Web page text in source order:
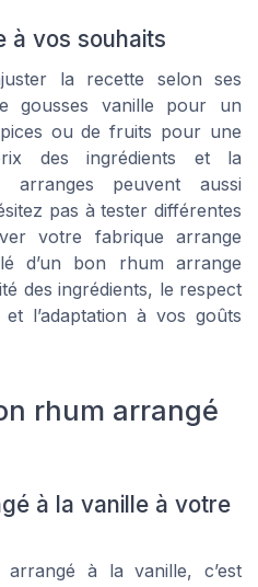
à vos souhaits
la recette selon ses
gousses vanille pour un
ou de fruits pour une
des ingrédients et la
arranges peuvent aussi
pas à tester différentes
votre fabrique arrange
d’un bon rhum arrange
des ingrédients, le respect
l’adaptation à vos goûts
rhum arrangé
à la vanille à votre
à la vanille, c’est